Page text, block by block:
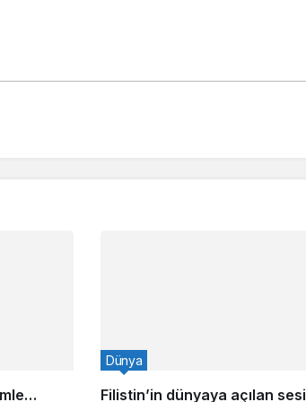
Filistin’in dünyaya açılan sesi
Dünya